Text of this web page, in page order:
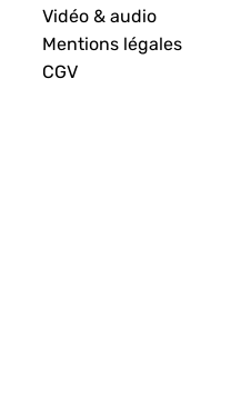
Vidéo & audio
Mentions légales
CGV